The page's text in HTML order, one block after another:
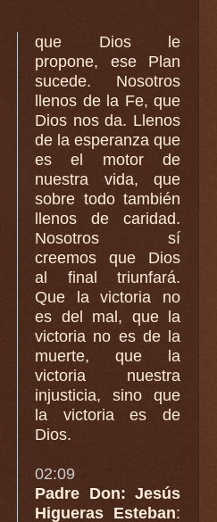
que Dios le
propone, ese Plan
sucede. Nosotros
llenos de la Fe, que
Dios nos da. Llenos
de la esperanza que
es el motor de
nuestra vida, que
sobre todo también
llenos de caridad.
Nosotros sí
creemos que Dios
al final triunfará.
Que la victoria no
es del mal, que la
victoria no es de la
muerte, que la
victoria nuestra
injusticia, sino que
la victoria es de
Dios.
02:09
Padre Don: Jesús
Higueras Esteban: